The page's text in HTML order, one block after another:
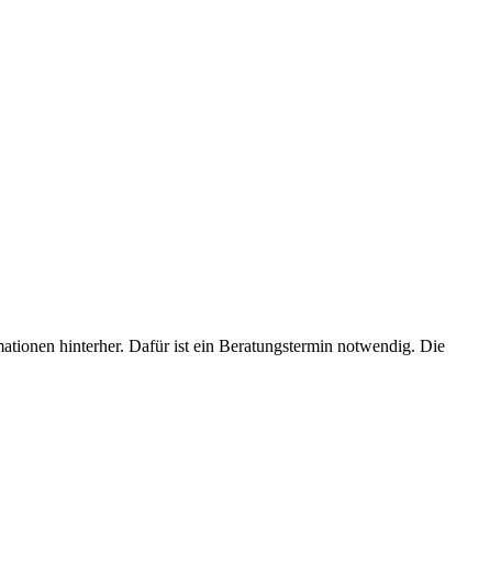
hinterher. Dafür ist ein Beratungstermin notwendig. Die